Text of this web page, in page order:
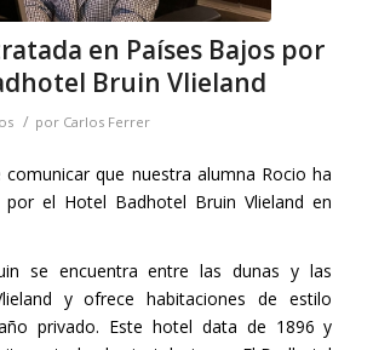
en Países Bajos por
Bruin Vlieland
/ por Carlos Ferrer
comunicar que nuestra alumna Rocio ha
el Hotel Badhotel Bruin Vlieland en
se encuentra entre las dunas y las
y ofrece habitaciones de estilo
privado. Este hotel data de 1896 y